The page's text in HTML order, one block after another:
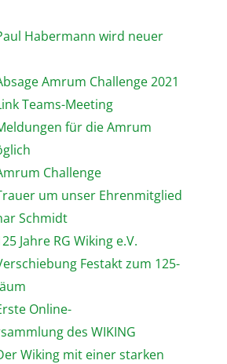
Habermann wird neuer
Amrum Challenge 2021
Teams-Meeting
für die Amrum
Challenge
um unser Ehrenmitglied
Schmidt
Jahre RG Wiking e.V.
Festakt zum 125-
Online-
des WIKING
Wiking mit einer starken